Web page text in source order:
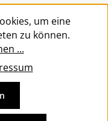
um eine
zu können.
...